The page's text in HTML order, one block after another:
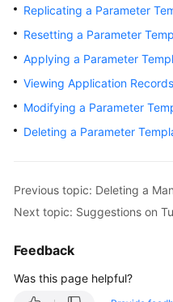
User
Guide
Best
Practices
White
API
Reference
SDK
Replicating a Parameter
Resetting a Parameter
Applying a Parameter
Viewing Application
Modifying a Parameter
Deleting a Parameter
Previous topic: Deleting a
Next topic: Suggestions on
Feedback
Was this page helpful?